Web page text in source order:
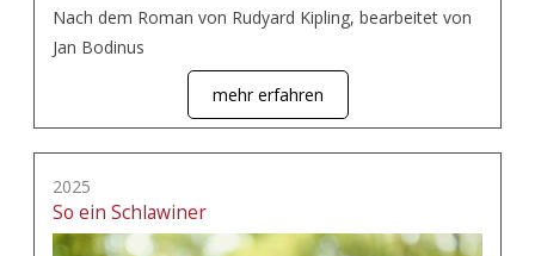
Nach dem Roman von Rudyard Kipling, bearbeitet von
Jan Bodinus
mehr erfahren
2025
So ein Schlawiner